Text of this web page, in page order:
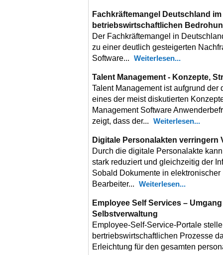
Fachkräftemangel Deutschland
betriebswirtschaftlichen
Der Fachkräftemangel in
zu einer deutlich gesteigerten
Software...
Weiterlesen
Talent Management - Konzepte,
Talent Management ist aufgrund
eines der meist diskutierten
Management Software
zeigt, dass der...
Weiterlesen
Digitale Personalakten verringern
Durch die digitale Personalakte
stark reduziert und gleichzeitig der
Sobald Dokumente in
Bearbeiter...
Weiterlesen
Employee Self Services –
Selbstverwaltung
Employee-Self-Service-Portale
bertriebswirtschaftlichen Prozesse
Erleichtung für den gesamten